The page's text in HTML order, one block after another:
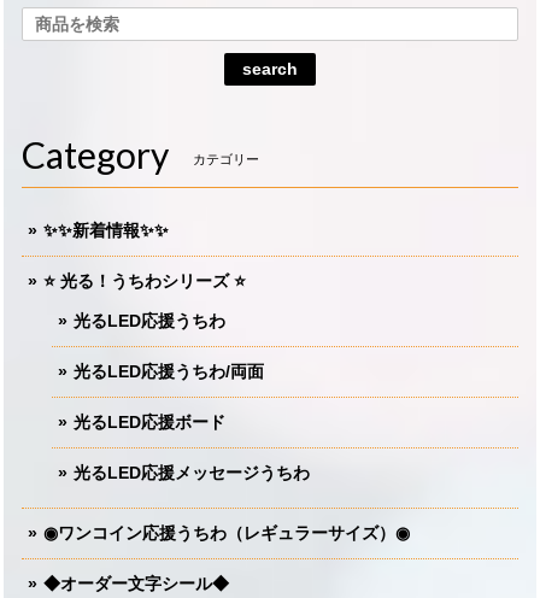
search
Category カテゴリー
✨✨新着情報✨✨
⭐️ 光る！うちわシリーズ ⭐️
光るLED応援うちわ
光るLED応援うちわ/両面
光るLED応援ボード
光るLED応援メッセージうちわ
◉ワンコイン応援うちわ（レギュラーサイズ）◉
◆オーダー文字シール◆